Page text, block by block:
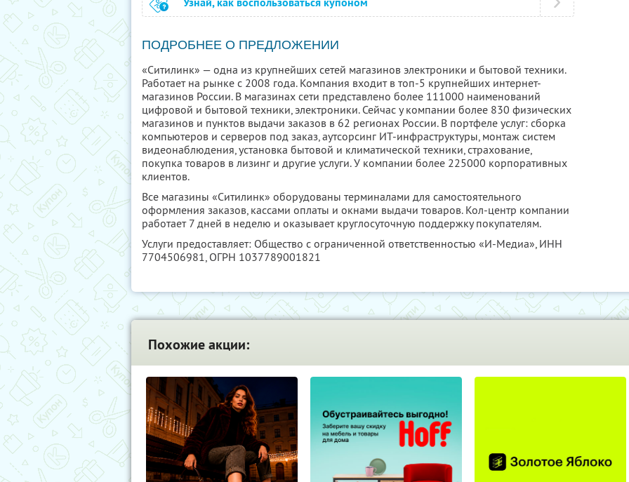
ПОДРОБНЕЕ О ПРЕДЛОЖЕНИИ
«Ситилинк» — одна из крупнейших сетей магазинов электроники и бытовой техники.
Работает на рынке с 2008 года. Компания входит в топ-5 крупнейших интернет-
магазинов России. В магазинах сети представлено более 111000 наименований
цифровой и бытовой техники, электроники. Сейчас у компании более 830 физических
магазинов и пунктов выдачи заказов в 62 регионах России. В портфеле услуг: сборка
компьютеров и серверов под заказ, аутсорсинг ИТ-инфраструктуры, монтаж систем
видеонаблюдения, установка бытовой и климатической техники, страхование,
покупка товаров в лизинг и другие услуги. У компании более 225000 корпоративных
клиентов.
Все магазины «Ситилинк» оборудованы терминалами для самостоятельного
оформления заказов, кассами оплаты и окнами выдачи товаров. Кол-центр компании
работает 7 дней в неделю и оказывает круглосуточную поддержку покупателям.
Услуги предоставляет: Общество с ограниченной ответственностью «И-Медиа», ИНН
7704506981, ОГРН 1037789001821
Похожие акции: